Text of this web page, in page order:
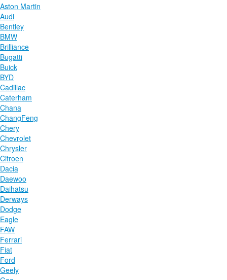
Aston Martin
Audi
Bentley
BMW
Brilliance
Bugatti
Buick
BYD
Cadillac
Caterham
Chana
ChangFeng
Chery
Chevrolet
Chrysler
Citroen
Dacia
Daewoo
Daihatsu
Derways
Dodge
Eagle
FAW
Ferrari
Fiat
Ford
Geely